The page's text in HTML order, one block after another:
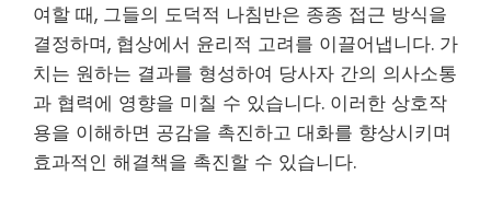
여할 때, 그들의 도덕적 나침반은 종종 접근 방식을
결정하며, 협상에서 윤리적 고려를 이끌어냅니다. 가
치는 원하는 결과를 형성하여 당사자 간의 의사소통
과 협력에 영향을 미칠 수 있습니다. 이러한 상호작
용을 이해하면 공감을 촉진하고 대화를 향상시키며
효과적인 해결책을 촉진할 수 있습니다.